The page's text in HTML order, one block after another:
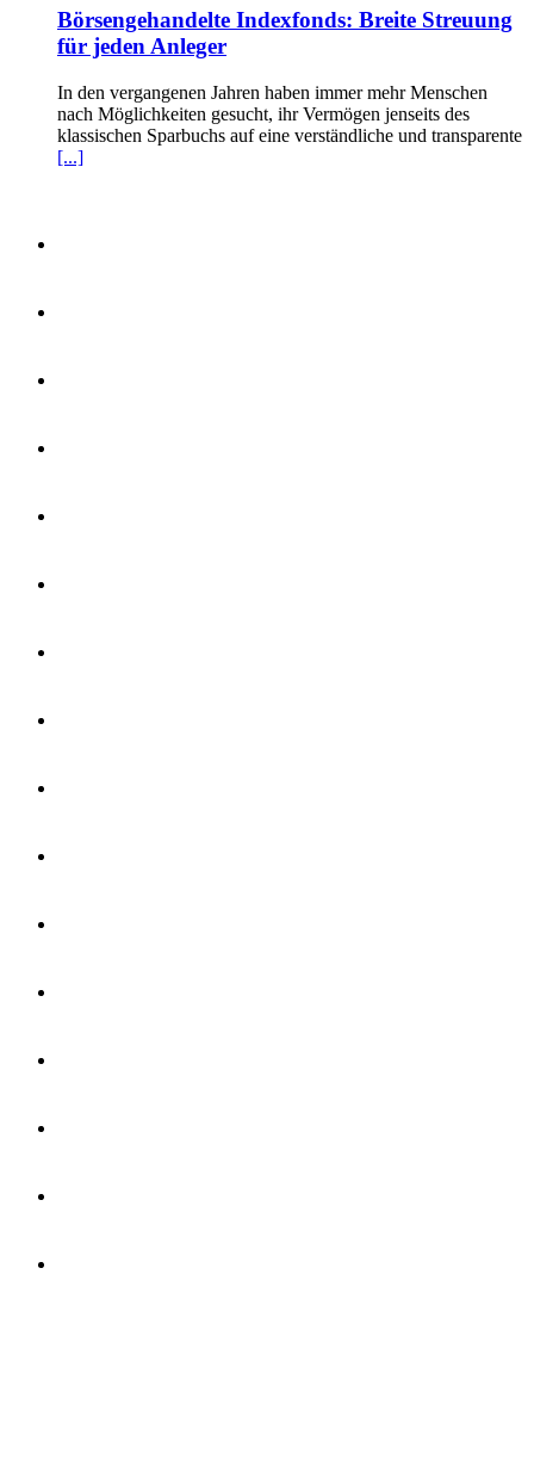
Börsengehandelte Indexfonds: Breite Streuung
für jeden Anleger
In den vergangenen Jahren haben immer mehr Menschen
nach Möglichkeiten gesucht, ihr Vermögen jenseits des
klassischen Sparbuchs auf eine verständliche und transparente
[...]